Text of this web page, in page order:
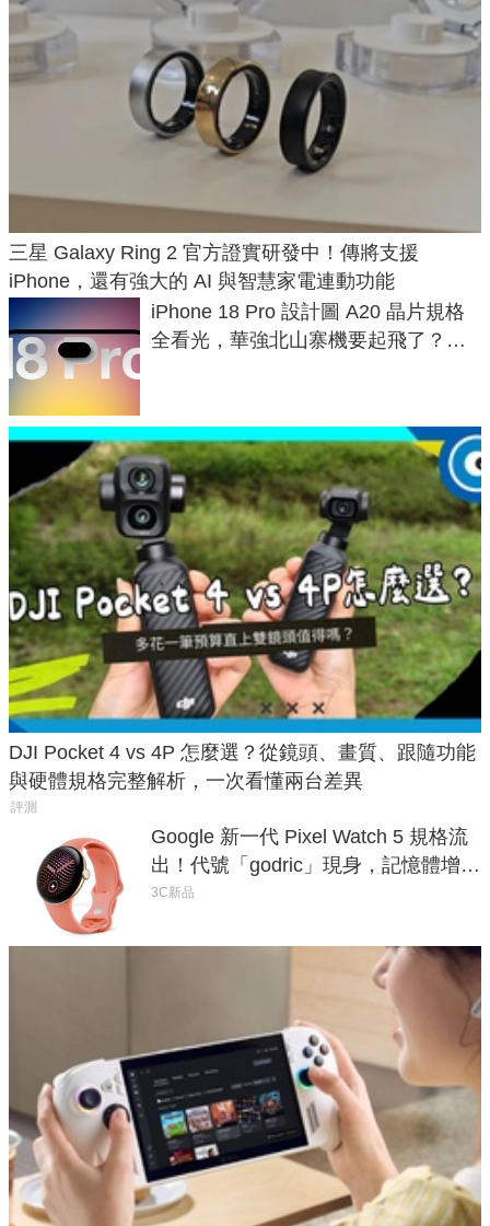
三星 Galaxy Ring 2 官方證實研發中！傳將支援
iPhone，還有強大的 AI 與智慧家電連動功能
iPhone 18 Pro 設計圖 A20 晶片規格
全看光，華強北山寨機要起飛了？專
DJI Pocket 4 vs 4P 怎麼選？從鏡頭、畫質、跟隨功能
與硬體規格完整解析，一次看懂兩台差異
評測
Google 新一代 Pixel Watch 5 規格流
出！代號「godric」現身，記憶體增強
鎖定 AI 應用
3C新品